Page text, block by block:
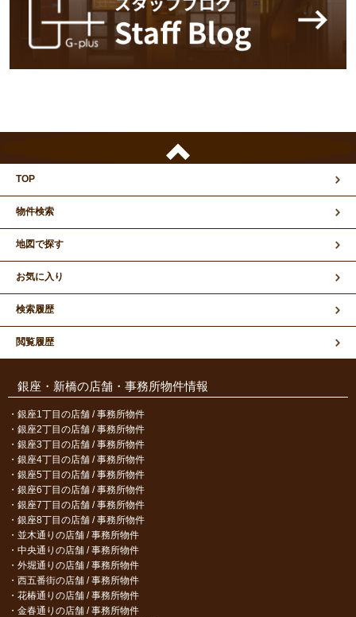
TOP
物件検索
地図で探す
お気に入り
検索履歴
閲覧履歴
銀座・新橋の店舗・事務所物件情報
銀座1丁目の店舗 / 事務所物件
銀座2丁目の店舗 / 事務所物件
銀座3丁目の店舗 / 事務所物件
銀座4丁目の店舗 / 事務所物件
銀座5丁目の店舗 / 事務所物件
銀座6丁目の店舗 / 事務所物件
銀座7丁目の店舗 / 事務所物件
銀座8丁目の店舗 / 事務所物件
並木通りの店舗 / 事務所物件
中央通りの店舗 / 事務所物件
外堀通りの店舗 / 事務所物件
西五番街の店舗 / 事務所物件
花椿通りの店舗 / 事務所物件
金春通りの店舗 / 事務所物件